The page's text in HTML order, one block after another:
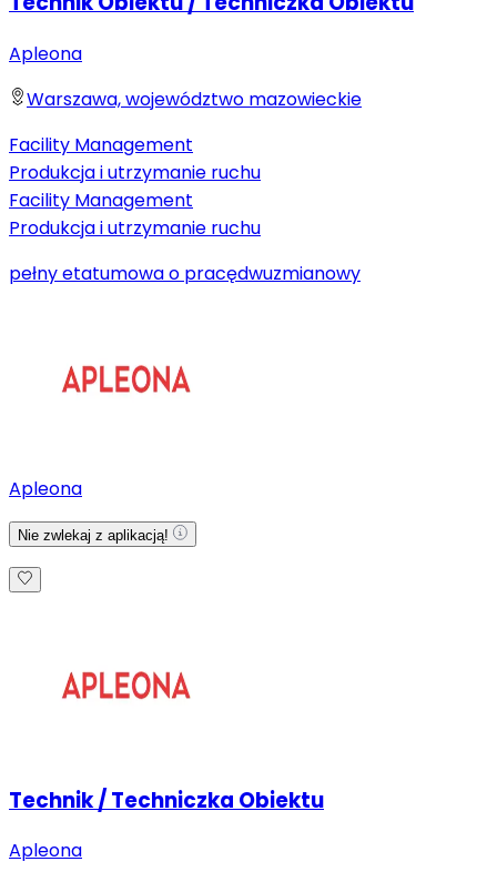
Apleona
Warszawa, województwo mazowieckie
Facility Management
Produkcja i utrzymanie ruchu
Facility Management
Produkcja i utrzymanie ruchu
pełny etatumowa o pracędwuzmianowy
Apleona
Nie zwlekaj z aplikacją!
Technik / Techniczka Obiektu
Apleona